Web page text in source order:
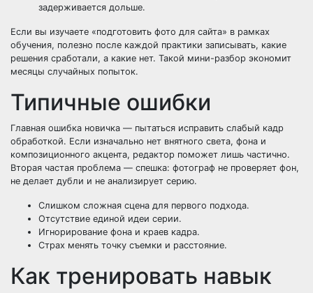
задерживается дольше.
Если вы изучаете «подготовить фото для сайта» в рамках
обучения, полезно после каждой практики записывать, какие
решения сработали, а какие нет. Такой мини-разбор экономит
месяцы случайных попыток.
Типичные ошибки
Главная ошибка новичка — пытаться исправить слабый кадр
обработкой. Если изначально нет внятного света, фона и
композиционного акцента, редактор поможет лишь частично.
Вторая частая проблема — спешка: фотограф не проверяет фон,
не делает дубли и не анализирует серию.
Слишком сложная сцена для первого подхода.
Отсутствие единой идеи серии.
Игнорирование фона и краев кадра.
Страх менять точку съемки и расстояние.
Как тренировать навык